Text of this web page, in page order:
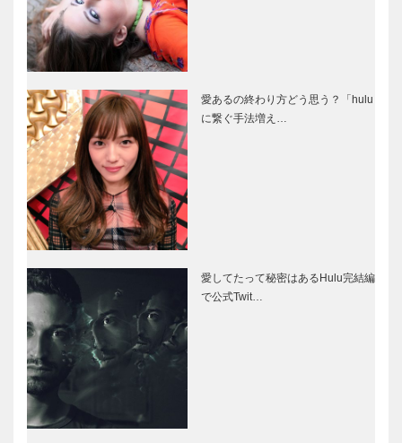
愛あるの終わり方どう思う？「hulu
に繋ぐ手法増え…
愛してたって秘密はあるHulu完結編
で公式Twit…